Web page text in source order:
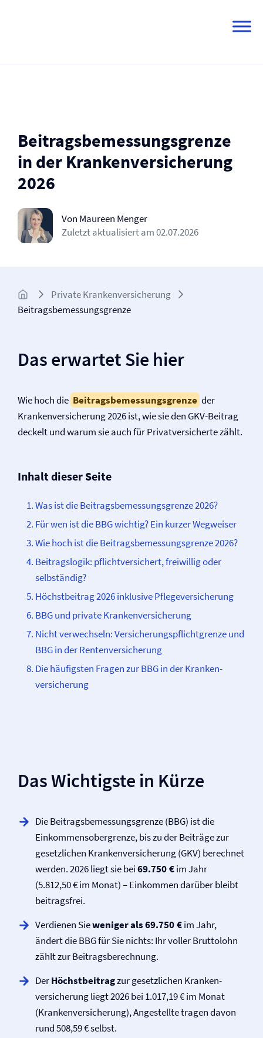
Beitragsbemessungsgrenze
in der Kranken­versicherung
2026
Von Maureen Menger
Zuletzt aktualisiert am02.07.2026
Private Kranken­­versicherung
Beitragsbemessungsgrenze
Das erwartet Sie hier
Wie hoch die Beitragsbemessungsgrenze der
Kranken­versicherung 2026 ist, wie sie den GKV-Beitrag
deckelt und warum sie auch für Privatversicherte zählt.
Inhalt dieser Seite
Was ist die Beitragsbemessungsgrenze 2026?
Für wen ist die BBG wichtig? Ein kurzer Wegweiser
Wie hoch ist die Beitragsbemessungsgrenze 2026?
Beitragslogik: pflichtversichert, freiwillig oder
selbständig?
Höchstbeitrag 2026 inklusive Pflege­­versicherung
BBG und private Kranken­­versicherung
Nicht verwechseln: Versicherungspflicht­grenze und
BBG in der Renten­­versicherung
Die häufigsten Fragen zur BBG in der Kranken­­
versicherung
Das Wichtigste in Kürze
Die Beitragsbemessungsgrenze (BBG) ist die
Einkommensobergrenze, bis zu der Beiträge zur
gesetzlichen Kranken­versicherung (GKV) berechnet
werden. 2026 liegt sie bei69.750 €im Jahr
(5.812,50 € im Monat) – Einkommen darüber bleibt
beitragsfrei.
Verdienen Sieweniger als 69.750 €im Jahr,
ändert die BBG für Sie nichts: Ihr voller Bruttolohn
zählt zur Beitragsberechnung.
DerHöchstbeitragzur gesetzlichen Kranken­
versicherung liegt 2026 bei 1.017,19 € im Monat
(Kranken­versicherung), Angestellte tragen davon
rund 508,59 € selbst.